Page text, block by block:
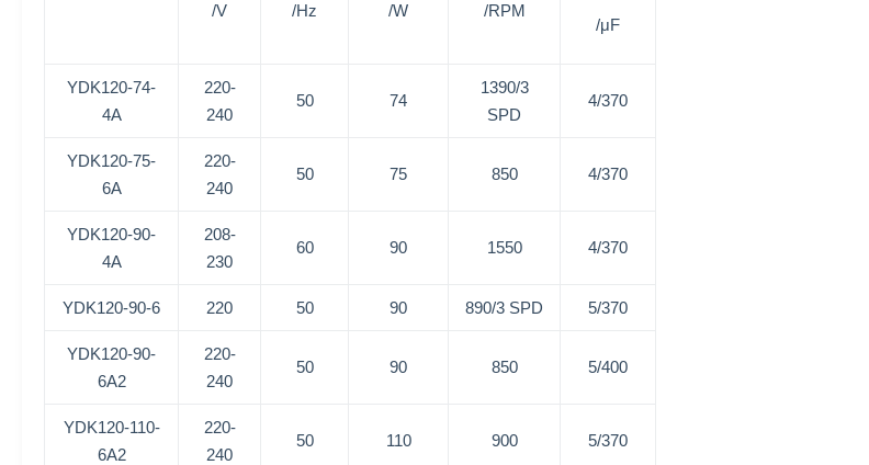
/V /Hz /W /RPM
/μF
YDK120-74-
4A
220-
240
50 74
1390/3
SPD
4/370
YDK120-75-
6A
220-
240
50 75 850 4/370
YDK120-90-
4A
208-
230
60 90 1550 4/370
YDK120-90-6 220 50 90 890/3 SPD 5/370
YDK120-90-
6A2
220-
240
50 90 850 5/400
YDK120-110-
6A2
220-
240
50 110 900 5/370